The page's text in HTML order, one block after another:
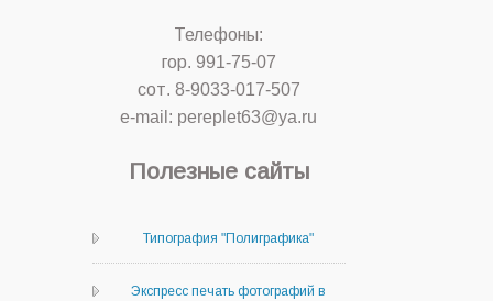
Телефоны:
гор. 991-75-07
сот. 8-9033-017-507
e-mail: pereplet63@ya.ru
Полезные сайты
Типография "Полиграфика"
Экспресс печать фотографий в